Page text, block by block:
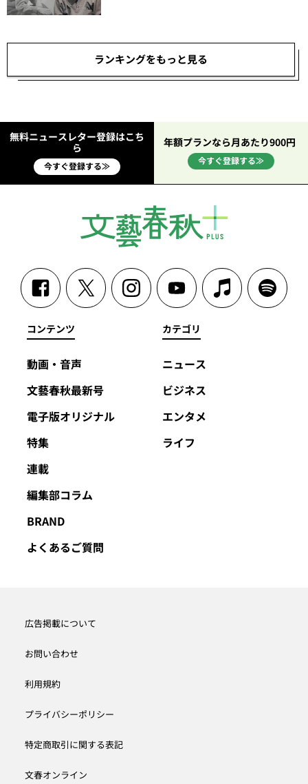
ランキングをもっと見る
無料ニュースレター登録はこち
ら
今すぐ登録する≫
年額プランなら月あたり900円
今すぐ登録する≫
コンテンツ
動画・音声
文藝春秋最新号
電子版オリジナル
特集
連載
編集部コラム
BRAND
よくあるご質問
カテゴリ
ニュース
ビジネス
エンタメ
ライフ
広告掲載について
お問い合わせ
利用規約
プライバシーポリシー
特定商取引に関する表記
文春オンライン